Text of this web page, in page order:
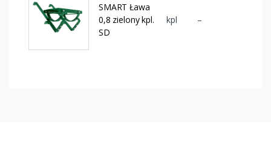
SMART Ława
0,8 zielony kpl.
SD
kpl –